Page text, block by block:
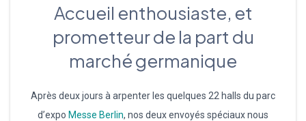
Accueil enthousiaste, et
prometteur de la part du
marché germanique
Après deux jours à arpenter les quelques 22 halls du parc
d’expo Messe Berlin, nos deux envoyés spéciaux nous